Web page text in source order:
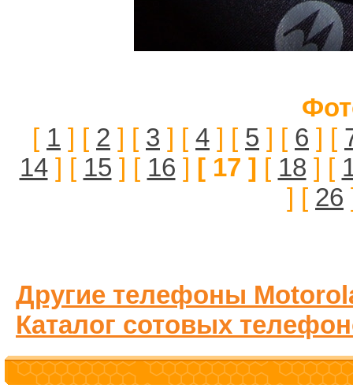
[ 1 ] [ 2 ] [ 3 ] [ 4 ] [ 5 ] [ 6 ] [
14] [ 15 ] [ 16 ] [ 17 ] [ 18 ] [
] [ 26
Другие телефоны
Каталог сотовых